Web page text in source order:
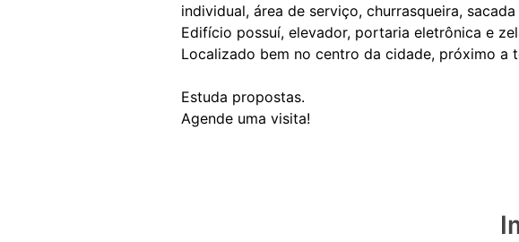
individual, área de serviço, churrasqueira,
Edifício possuí, elevador, portaria eletrônica e
Localizado bem no centro da cidade, próximo a
Estuda propostas.